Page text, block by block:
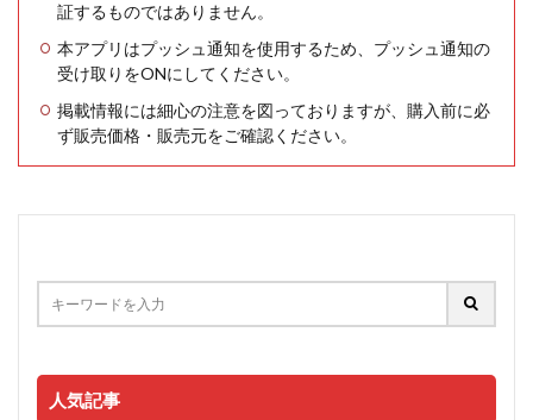
証するものではありません。
本アプリはプッシュ通知を使用するため、プッシュ通知の
受け取りをONにしてください。
掲載情報には細心の注意を図っておりますが、購入前に必
ず販売価格・販売元をご確認ください。
人気記事